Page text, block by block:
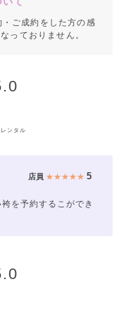
ご成約をした方の感
っておりません。
ンタル
店員 ★★★★★5
を予約するこができ